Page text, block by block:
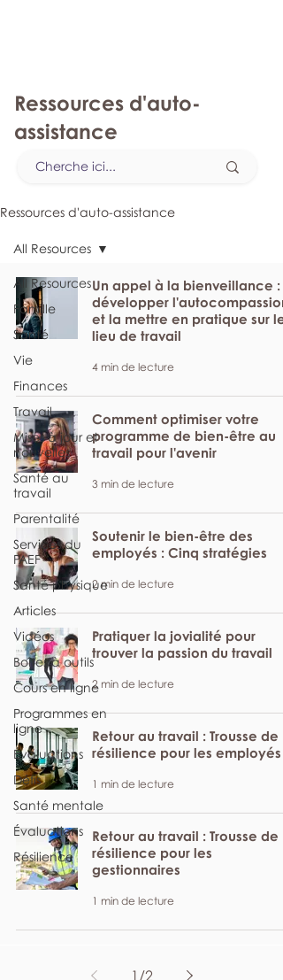
Ressources d'auto-
assistance
Ressources d'auto-assistance
All Resources
Famille
Santé
Vie
Finances
Travail
Mises à jour et
nouvelles
Santé au
travail
Parentalité
Services du
PAEF
Santé physique
Articles
Vidéos
Boîtes à outils
Cours en ligne
Programmes en
ligne
Évaluations
Défis
Santé mentale
Évaluations
Résilience
All Resources
Un appel à la bienveillance :
développer l'autocompassion
et la mettre en pratique sur le
lieu de travail
4 min de lecture
Comment optimiser votre
programme de bien-être au
travail pour l'avenir
3 min de lecture
Soutenir le bien-être des
employés : Cinq stratégies
2 min de lecture
Pratiquer la jovialité pour
trouver la passion du travail
2 min de lecture
Retour au travail : Trousse de
résilience pour les employés
1 min de lecture
Retour au travail : Trousse de
résilience pour les
gestionnaires
1 min de lecture
1 /2